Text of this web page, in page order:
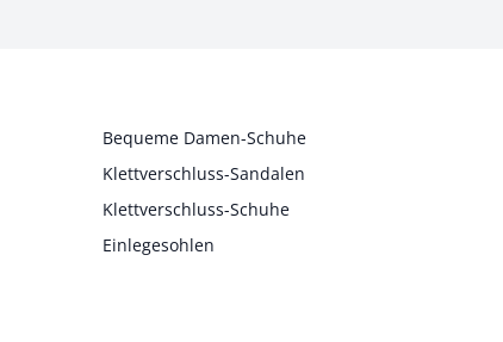
Bequeme Damen-Schuhe
Klettverschluss-Sandalen
Klettverschluss-Schuhe
Einlegesohlen